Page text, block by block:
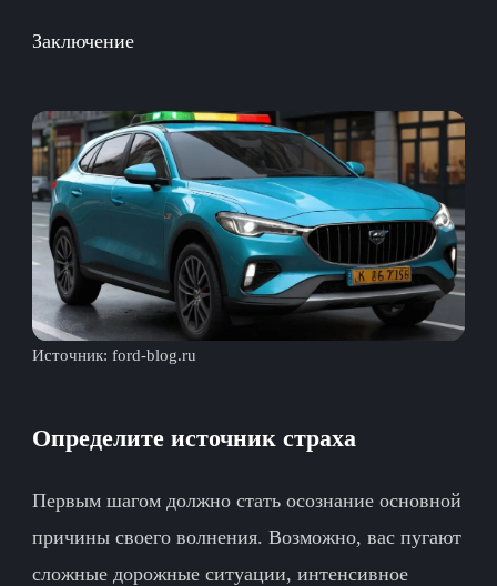
Заключение
Источник: ford-blog.ru
Определите источник страха
Первым шагом должно стать осознание основной
причины своего волнения. Возможно, вас пугают
сложные дорожные ситуации, интенсивное